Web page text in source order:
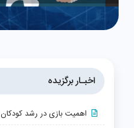
اخبـار برگزیده
اهمیت بازی در رشد کودکان